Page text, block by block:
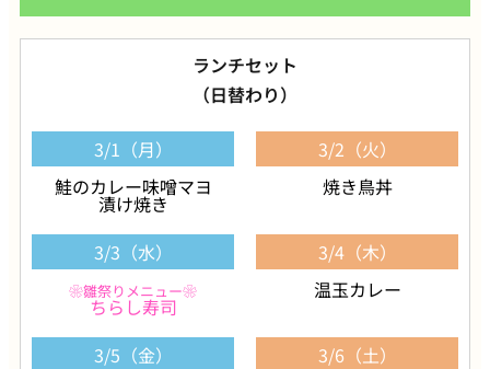
ランチセット
（日替わり）
3/1（月）
鮭のカレー味噌マヨ
漬け焼き
3/2（火）
焼き鳥丼
3/3（水）
❀雛祭りメニュー❀
ちらし寿司
3/4（木）
温玉カレー
3/5（金）
3/6（土）